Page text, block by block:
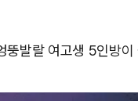
발랄 여고생 5인방